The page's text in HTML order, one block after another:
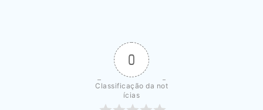
0
Classificação da not
ícias